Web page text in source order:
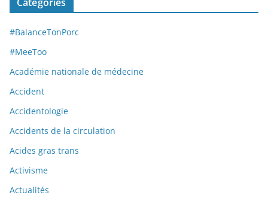
#BalanceTonPorc
#MeeToo
Académie nationale de médecine
Accident
Accidentologie
Accidents de la circulation
Acides gras trans
Activisme
Actualités